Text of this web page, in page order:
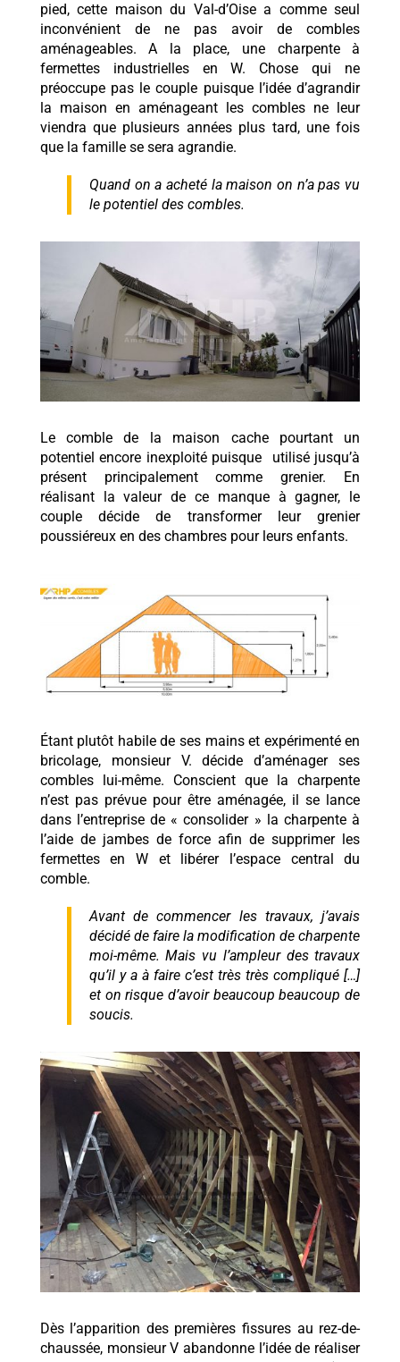
pied, cette maison du Val-d’Oise a comme seul
inconvénient de ne pas avoir de combles
aménageables. A la place, une charpente à
fermettes industrielles en W. Chose qui ne
préoccupe pas le couple puisque l’idée d’agrandir
la maison en aménageant les combles ne leur
viendra que plusieurs années plus tard, une fois
que la famille se sera agrandie.
Quand on a acheté la maison on n’a pas vu
le potentiel des combles.
Le comble de la maison cache pourtant un
potentiel encore inexploité puisque utilisé jusqu’à
présent principalement comme grenier. En
réalisant la valeur de ce manque à gagner, le
couple décide de transformer leur grenier
poussiéreux en des chambres pour leurs enfants.
Étant plutôt habile de ses mains et expérimenté en
bricolage, monsieur V. décide d’aménager ses
combles lui-même. Conscient que la charpente
n’est pas prévue pour être aménagée, il se lance
dans l’entreprise de « consolider » la charpente à
l’aide de jambes de force afin de supprimer les
fermettes en W et libérer l’espace central du
comble.
Avant de commencer les travaux, j’avais
décidé de faire la modification de charpente
moi-même. Mais vu l’ampleur des travaux
qu’il y a à faire c’est très très compliqué […]
et on risque d’avoir beaucoup beaucoup de
soucis.
Dès l’apparition des premières fissures au rez-de-
chaussée, monsieur V abandonne l’idée de réaliser